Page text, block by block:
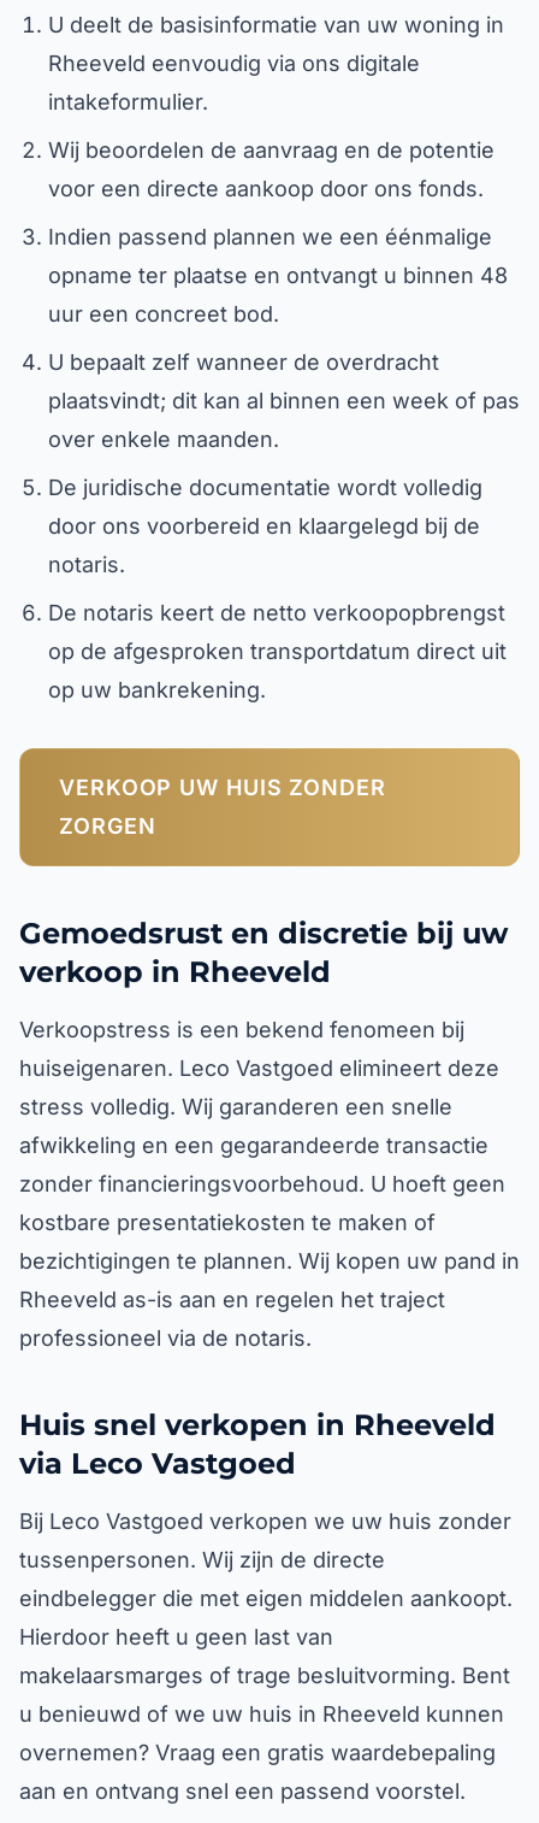
U deelt de basisinformatie van uw woning in
Rheeveld eenvoudig via ons digitale
intakeformulier.
Wij beoordelen de aanvraag en de potentie
voor een directe aankoop door ons fonds.
Indien passend plannen we een éénmalige
opname ter plaatse en ontvangt u binnen 48
uur een concreet bod.
U bepaalt zelf wanneer de overdracht
plaatsvindt; dit kan al binnen een week of pas
over enkele maanden.
De juridische documentatie wordt volledig
door ons voorbereid en klaargelegd bij de
notaris.
De notaris keert de netto verkoopopbrengst
op de afgesproken transportdatum direct uit
op uw bankrekening.
VERKOOP UW HUIS ZONDER
ZORGEN
Gemoedsrust en discretie bij uw
verkoop in Rheeveld
Verkoopstress is een bekend fenomeen bij
huiseigenaren. Leco Vastgoed elimineert deze
stress volledig. Wij garanderen een snelle
afwikkeling en een gegarandeerde transactie
zonder financieringsvoorbehoud. U hoeft geen
kostbare presentatiekosten te maken of
bezichtigingen te plannen. Wij kopen uw pand in
Rheeveld as-is aan en regelen het traject
professioneel via de notaris.
Huis snel verkopen in Rheeveld
via Leco Vastgoed
Bij Leco Vastgoed verkopen we uw huis zonder
tussenpersonen. Wij zijn de directe
eindbelegger die met eigen middelen aankoopt.
Hierdoor heeft u geen last van
makelaarsmarges of trage besluitvorming. Bent
u benieuwd of we uw huis in Rheeveld kunnen
overnemen? Vraag een gratis waardebepaling
aan en ontvang snel een passend voorstel.